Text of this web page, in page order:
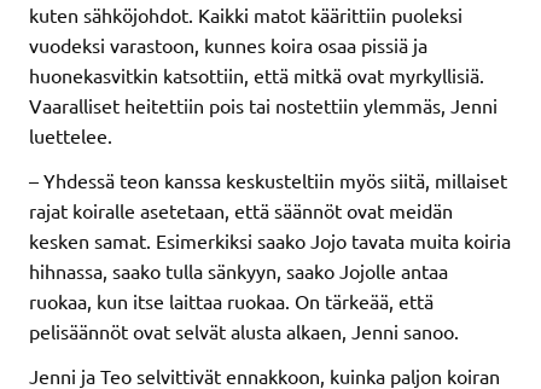
kuten sähköjohdot. Kaikki matot käärittiin puoleksi
vuodeksi varastoon, kunnes koira osaa pissiä ja
huonekasvitkin katsottiin, että mitkä ovat myrkyllisiä.
Vaaralliset heitettiin pois tai nostettiin ylemmäs, Jenni
luettelee.
– Yhdessä teon kanssa keskusteltiin myös siitä, millaiset
rajat koiralle asetetaan, että säännöt ovat meidän
kesken samat. Esimerkiksi saako Jojo tavata muita koiria
hihnassa, saako tulla sänkyyn, saako Jojolle antaa
ruokaa, kun itse laittaa ruokaa. On tärkeää, että
pelisäännöt ovat selvät alusta alkaen, Jenni sanoo.
Jenni ja Teo selvittivät ennakkoon, kuinka paljon koiran